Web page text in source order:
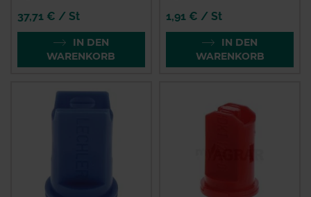
37,71 € / St
IN DEN
WARENKORB
1,91 € / St
IN DEN
WARENKORB